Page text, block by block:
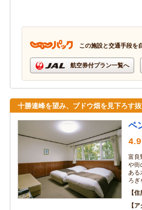
この施設と交通手段を
航空券付プラン一覧へ
十勝連峰を望み、ブドウ畑を見下ろす
ペ
4.9
富良
や街
ある
ろぎ
住
ア